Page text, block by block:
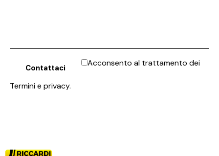
Acconsento al trattamento dei
Termini e privacy.